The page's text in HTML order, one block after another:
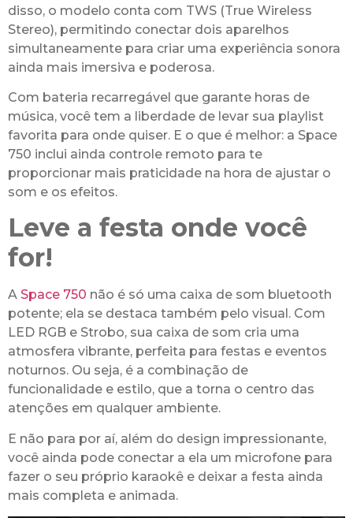
disso, o modelo conta com TWS (True Wireless
Stereo), permitindo conectar dois aparelhos
simultaneamente para criar uma experiência sonora
ainda mais imersiva e poderosa.
Com bateria recarregável que garante horas de
música, você tem a liberdade de levar sua playlist
favorita para onde quiser. E o que é melhor: a Space
750 inclui ainda controle remoto para te
proporcionar mais praticidade na hora de ajustar o
som e os efeitos.
Leve a festa onde você
for!
A Space 750 não é só uma caixa de som bluetooth
potente; ela se destaca também pelo visual. Com
LED RGB e Strobo, sua caixa de som cria uma
atmosfera vibrante, perfeita para festas e eventos
noturnos. Ou seja, é a combinação de
funcionalidade e estilo, que a torna o centro das
atenções em qualquer ambiente.
E não para por aí, além do design impressionante,
você ainda pode conectar a ela um microfone para
fazer o seu próprio karaokê e deixar a festa ainda
mais completa e animada.